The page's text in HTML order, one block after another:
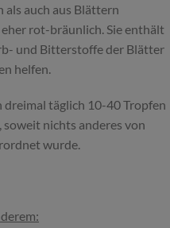
als auch aus Blättern
rot-bräunlich. Sie enthält
und Bitterstoffe der Blätter
helfen.
täglich 10-40 Tropfen
nichts anderes von
wurde.